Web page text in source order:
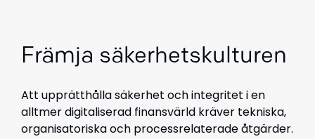
Främja säkerhetskulturen
Att upprätthålla säkerhet och integritet i en
alltmer digitaliserad finansvärld kräver tekniska,
organisatoriska och processrelaterade åtgärder.